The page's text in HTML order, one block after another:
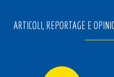
ARTICOLI, REPORTAGE E